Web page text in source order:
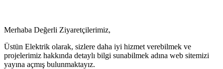
Merhaba Değerli Ziyaretçilerimiz,
Üstün Elektrik olarak, sizlere daha iyi hizmet verebilmek ve
projelerimiz hakkında detaylı bilgi sunabilmek adına web sitemizi
yayına açmış bulunmaktayız.